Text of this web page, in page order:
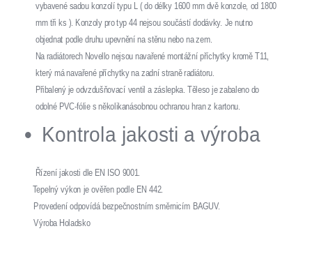
vybavené sadou konzolí typu L ( do délky 1600 mm dvě konzole, od 1800
mm tři ks ). Konzoly pro typ 44 nejsou součástí dodávky. Je nutno
objednat podle druhu upevnění na stěnu nebo na zem.
Na radiátorech Novello nejsou navařené montážní příchytky kromě T11,
který má navařené příchytky na zadní straně radiátoru.
Přibalený je odvzdušňovací ventil a záslepka. Těleso je zabaleno do
odolné PVC-fólie s několikanásobnou ochranou hran z kartonu.
Kontrola jakosti a výroba
Řízení jakosti dle EN ISO 9001.
Tepelný výkon je ověřen podle EN 442.
Provedení odpovídá bezpečnostním směrnicím BAGUV.
Výroba Holadsko